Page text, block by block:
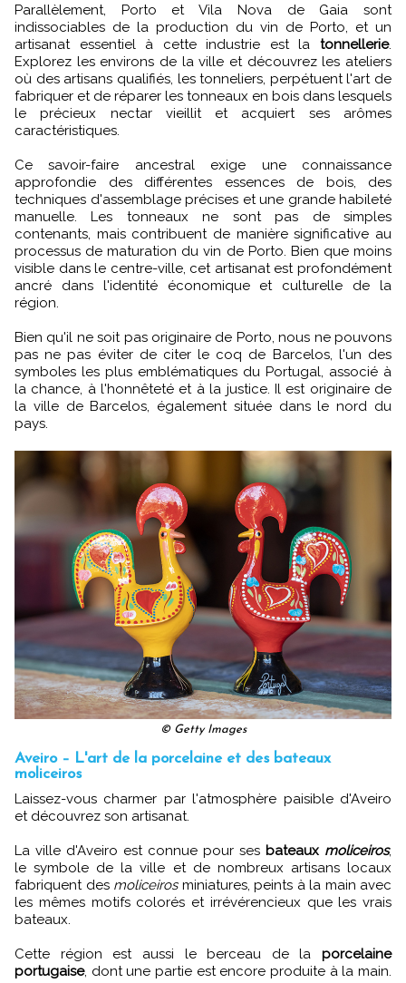
Parallèlement, Porto et Vila Nova de Gaia sont
indissociables de la production du vin de Porto, et un
artisanat essentiel à cette industrie est la tonnellerie.
Explorez les environs de la ville et découvrez les ateliers
où des artisans qualifiés, les tonneliers, perpétuent l'art de
fabriquer et de réparer les tonneaux en bois dans lesquels
le précieux nectar vieillit et acquiert ses arômes
caractéristiques.
Ce savoir-faire ancestral exige une connaissance
approfondie des différentes essences de bois, des
techniques d'assemblage précises et une grande habileté
manuelle. Les tonneaux ne sont pas de simples
contenants, mais contribuent de manière significative au
processus de maturation du vin de Porto. Bien que moins
visible dans le centre-ville, cet artisanat est profondément
ancré dans l'identité économique et culturelle de la
région.
Bien qu'il ne soit pas originaire de Porto, nous ne pouvons
pas ne pas éviter de citer le coq de Barcelos, l'un des
symboles les plus emblématiques du Portugal, associé à
la chance, à l'honnêteté et à la justice. Il est originaire de
la ville de Barcelos, également située dans le nord du
pays.
© Getty Images
Aveiro – L'art de la porcelaine et des bateaux
moliceiros
Laissez-vous charmer par l'atmosphère paisible d'Aveiro
et découvrez son artisanat.
La ville d'Aveiro est connue pour ses bateaux moliceiros,
le symbole de la ville et de nombreux artisans locaux
fabriquent des moliceirosminiatures, peints à la main avec
les mêmes motifs colorés et irrévérencieux que les vrais
bateaux.
Cette région est aussi le berceau de la porcelaine
portugaise, dont une partie est encore produite à la main.